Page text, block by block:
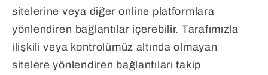
sitelerine veya diğer online platformlara
yönlendiren bağlantılar içerebilir. Tarafımızla
ilişkili veya kontrolümüz altında olmayan
sitelere yönlendiren bağlantıları takip